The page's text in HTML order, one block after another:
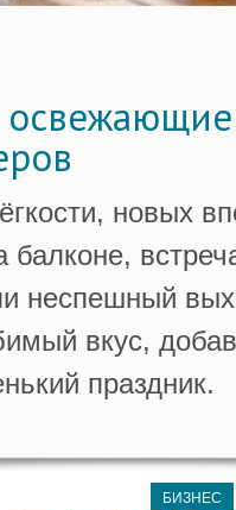
новых
неспешный
вкус,
праздник.
БИЗНЕС